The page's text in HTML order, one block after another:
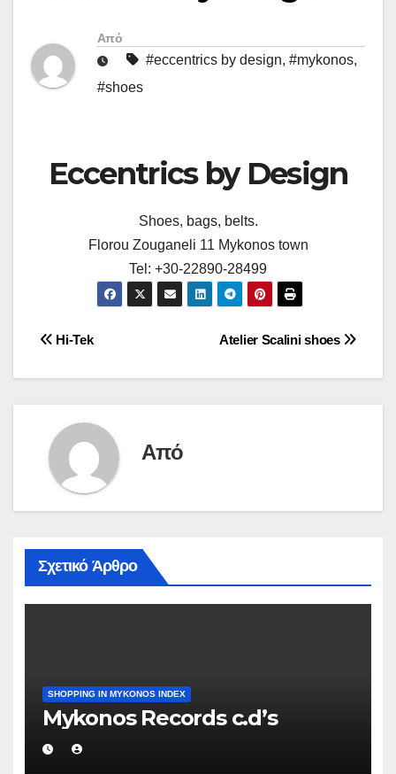
Από
#eccentrics by design, #mykonos,
#shoes
Eccentrics by Design
Shoes, bags, belts.
Florou Zouganeli 11 Mykonos town
Tel: +30-22890-28499
Πλοήγηση
άρθρων
Atelier Scalini shoes
Hi-Tek
Από
Σχετικό Άρθρο
SHOPPING IN MYKONOS INDEX
Mykonos Records c.d’s